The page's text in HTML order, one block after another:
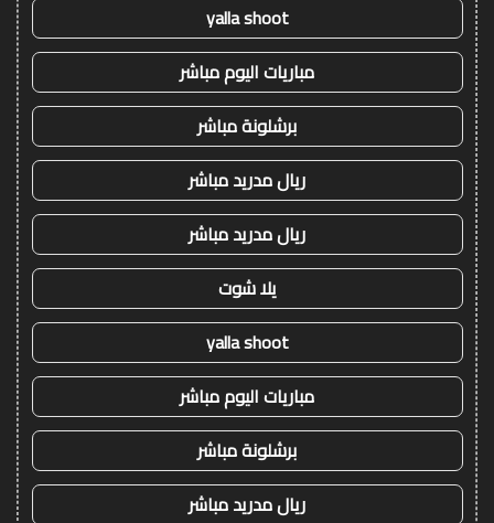
yalla shoot
مباريات اليوم مباشر
برشلونة مباشر
ريال مدريد مباشر
ريال مدريد مباشر
يلا شوت
yalla shoot
مباريات اليوم مباشر
برشلونة مباشر
ريال مدريد مباشر